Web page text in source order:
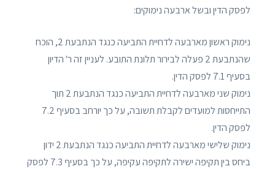
לפסק הדין ובשל ארבעה נימוקים:
נימוק ראשון מארבעה לדחיית התביעה כנגד הנתבעת 2, הוכח
שהנתבעת 2 פעלה לבירור תלונת התובע. לעניין זה ר' הדיון
בסעיף 7.1 לפסק הדין.
נימוק שני מארבעה לדחיית התביעה כנגד הנתבעת 2 תוך
התייחסות למועדים לקבלת תשובה, על כך יורחב בסעיף 7.2
לפסק הדין.
נימוק שלישי מארבעה לדחיית התביעה כנגד הנתבעת 2 ידון
ביחס בין תקיפה ישירה לתקיפה עקיפה, על כך בסעיף 7.3 לפסק